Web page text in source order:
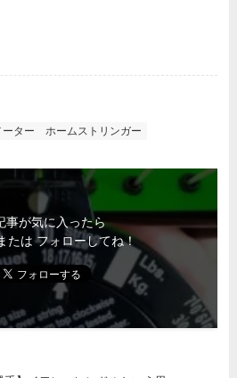
ター ホームストリンガー
事が気に入ったら
たは フォローしてね！